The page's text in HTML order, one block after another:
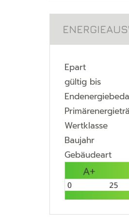
Epart
gültig bis
Wertklasse
Baujahr
Gebäudeart